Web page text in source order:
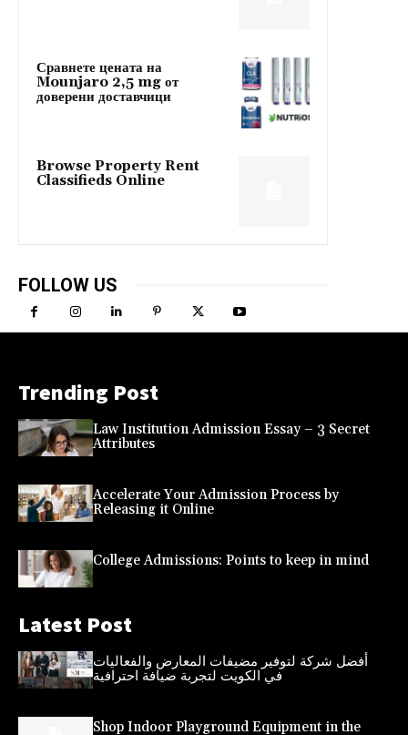
Сравнете цената на
Mounjaro 2,5 mg от
доверени доставчици
Browse Property Rent
Classifieds Online
FOLLOW US
Trending Post
Law Institution Admission Essay – 3 Secret
Attributes
Accelerate Your Admission Process by
Releasing it Online
College Admissions: Points to keep in mind
Latest Post
أفضل شركة لتوفير مضيفات المعارض والفعاليات
في الكويت لتجربة ضيافة احترافية
Shop Indoor Playground Equipment in the